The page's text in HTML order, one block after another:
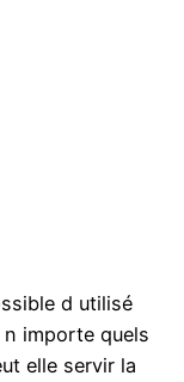
d utilisé
importe quels
elle servir la